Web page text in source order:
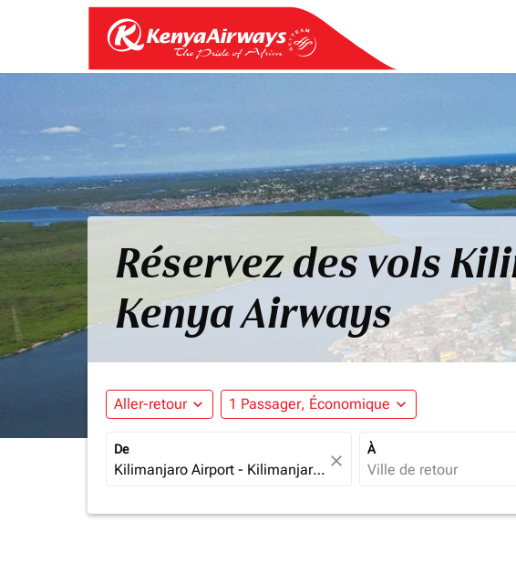
Réservez des vols
Kenya Airways
Aller-retour expand_more 1 Passager, Économique expand_more
De
close
À